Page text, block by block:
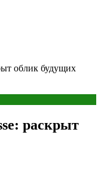
облик будущих
раскрыт